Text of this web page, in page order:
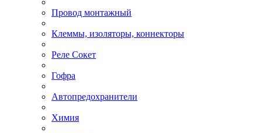
Провод монтажный
Клеммы, изоляторы, коннекторы
Реле Сокет
Гофра
Автопредохранители
Химия